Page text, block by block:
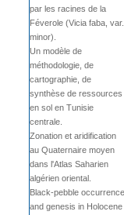
par les racines de la
Féverole (Vicia faba, var.
minor).
Un modèle de
méthodologie, de
cartographie, de
synthèse de ressources
en sol en Tunisie
centrale.
Zonation et aridification
au Quaternaire moyen
dans l'Atlas Saharien
algérien oriental.
Black-pebble occurrence
and genesis in Holocene